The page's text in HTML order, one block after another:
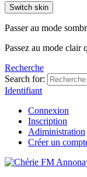
Switch skin
Passer au mode
Passez au mode clair
Recherche
Search for:
Identifiant
Connexion
Inscription
Adiministration
Créer un